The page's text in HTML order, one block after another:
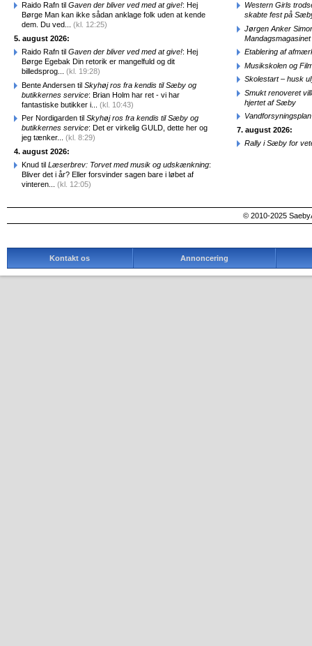
Raido Rafn til Gaven der bliver ved med at give!: Hej
Børge Man kan ikke sådan anklage folk uden at kende
dem. Du ved... (kl. 12:25)
5. august 2026:
Raido Rafn til Gaven der bliver ved med at give!: Hej
Børge Egebak Din retorik er mangelfuld og dit
billedsprog... (kl. 19:28)
Bente Andersen til Skyhøj ros fra kendis til Sæby og
butikkernes service: Brian Holm har ret - vi har
fantastiske butikker i... (kl. 10:43)
Per Nordigarden til Skyhøj ros fra kendis til Sæby og
butikkernes service: Det er virkelig GULD, dette her og
jeg tænker... (kl. 8:29)
4. august 2026:
Knud til Læserbrev: Torvet med musik og udskænkning:
Bliver det i år? Eller forsvinder sagen bare i løbet af
vinteren... (kl. 12:05)
Western Girls
skabte fest på
Jørgen Anker
Mandagsmagasinet
Etablering af
Musikskolen og
Skolestart – husk
Smukt renoveret
hjertet af Sæby
7. august 2026:
Rally i Sæby for
© 2010-2025
Kontakt os Annoncering